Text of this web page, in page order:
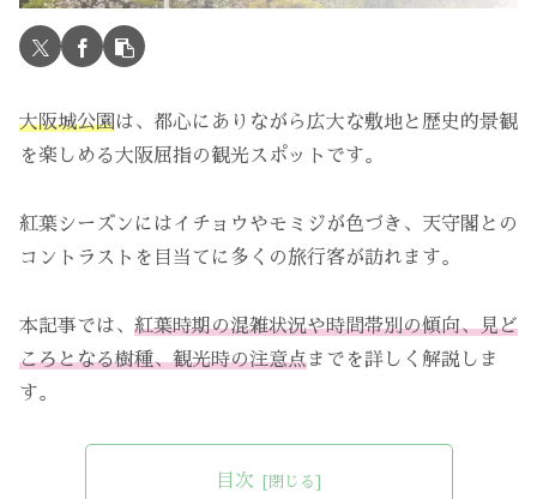
大阪城公園は、都心にありながら広大な敷地と歴史的景観
を楽しめる大阪屈指の観光スポットです。
紅葉シーズンにはイチョウやモミジが色づき、天守閣との
コントラストを目当てに多くの旅行客が訪れます。
本記事では、 紅葉時期の混雑状況や時間帯別の傾向、見ど
ころとなる樹種、観光時の注意点までを詳しく解説しま
す。
目次